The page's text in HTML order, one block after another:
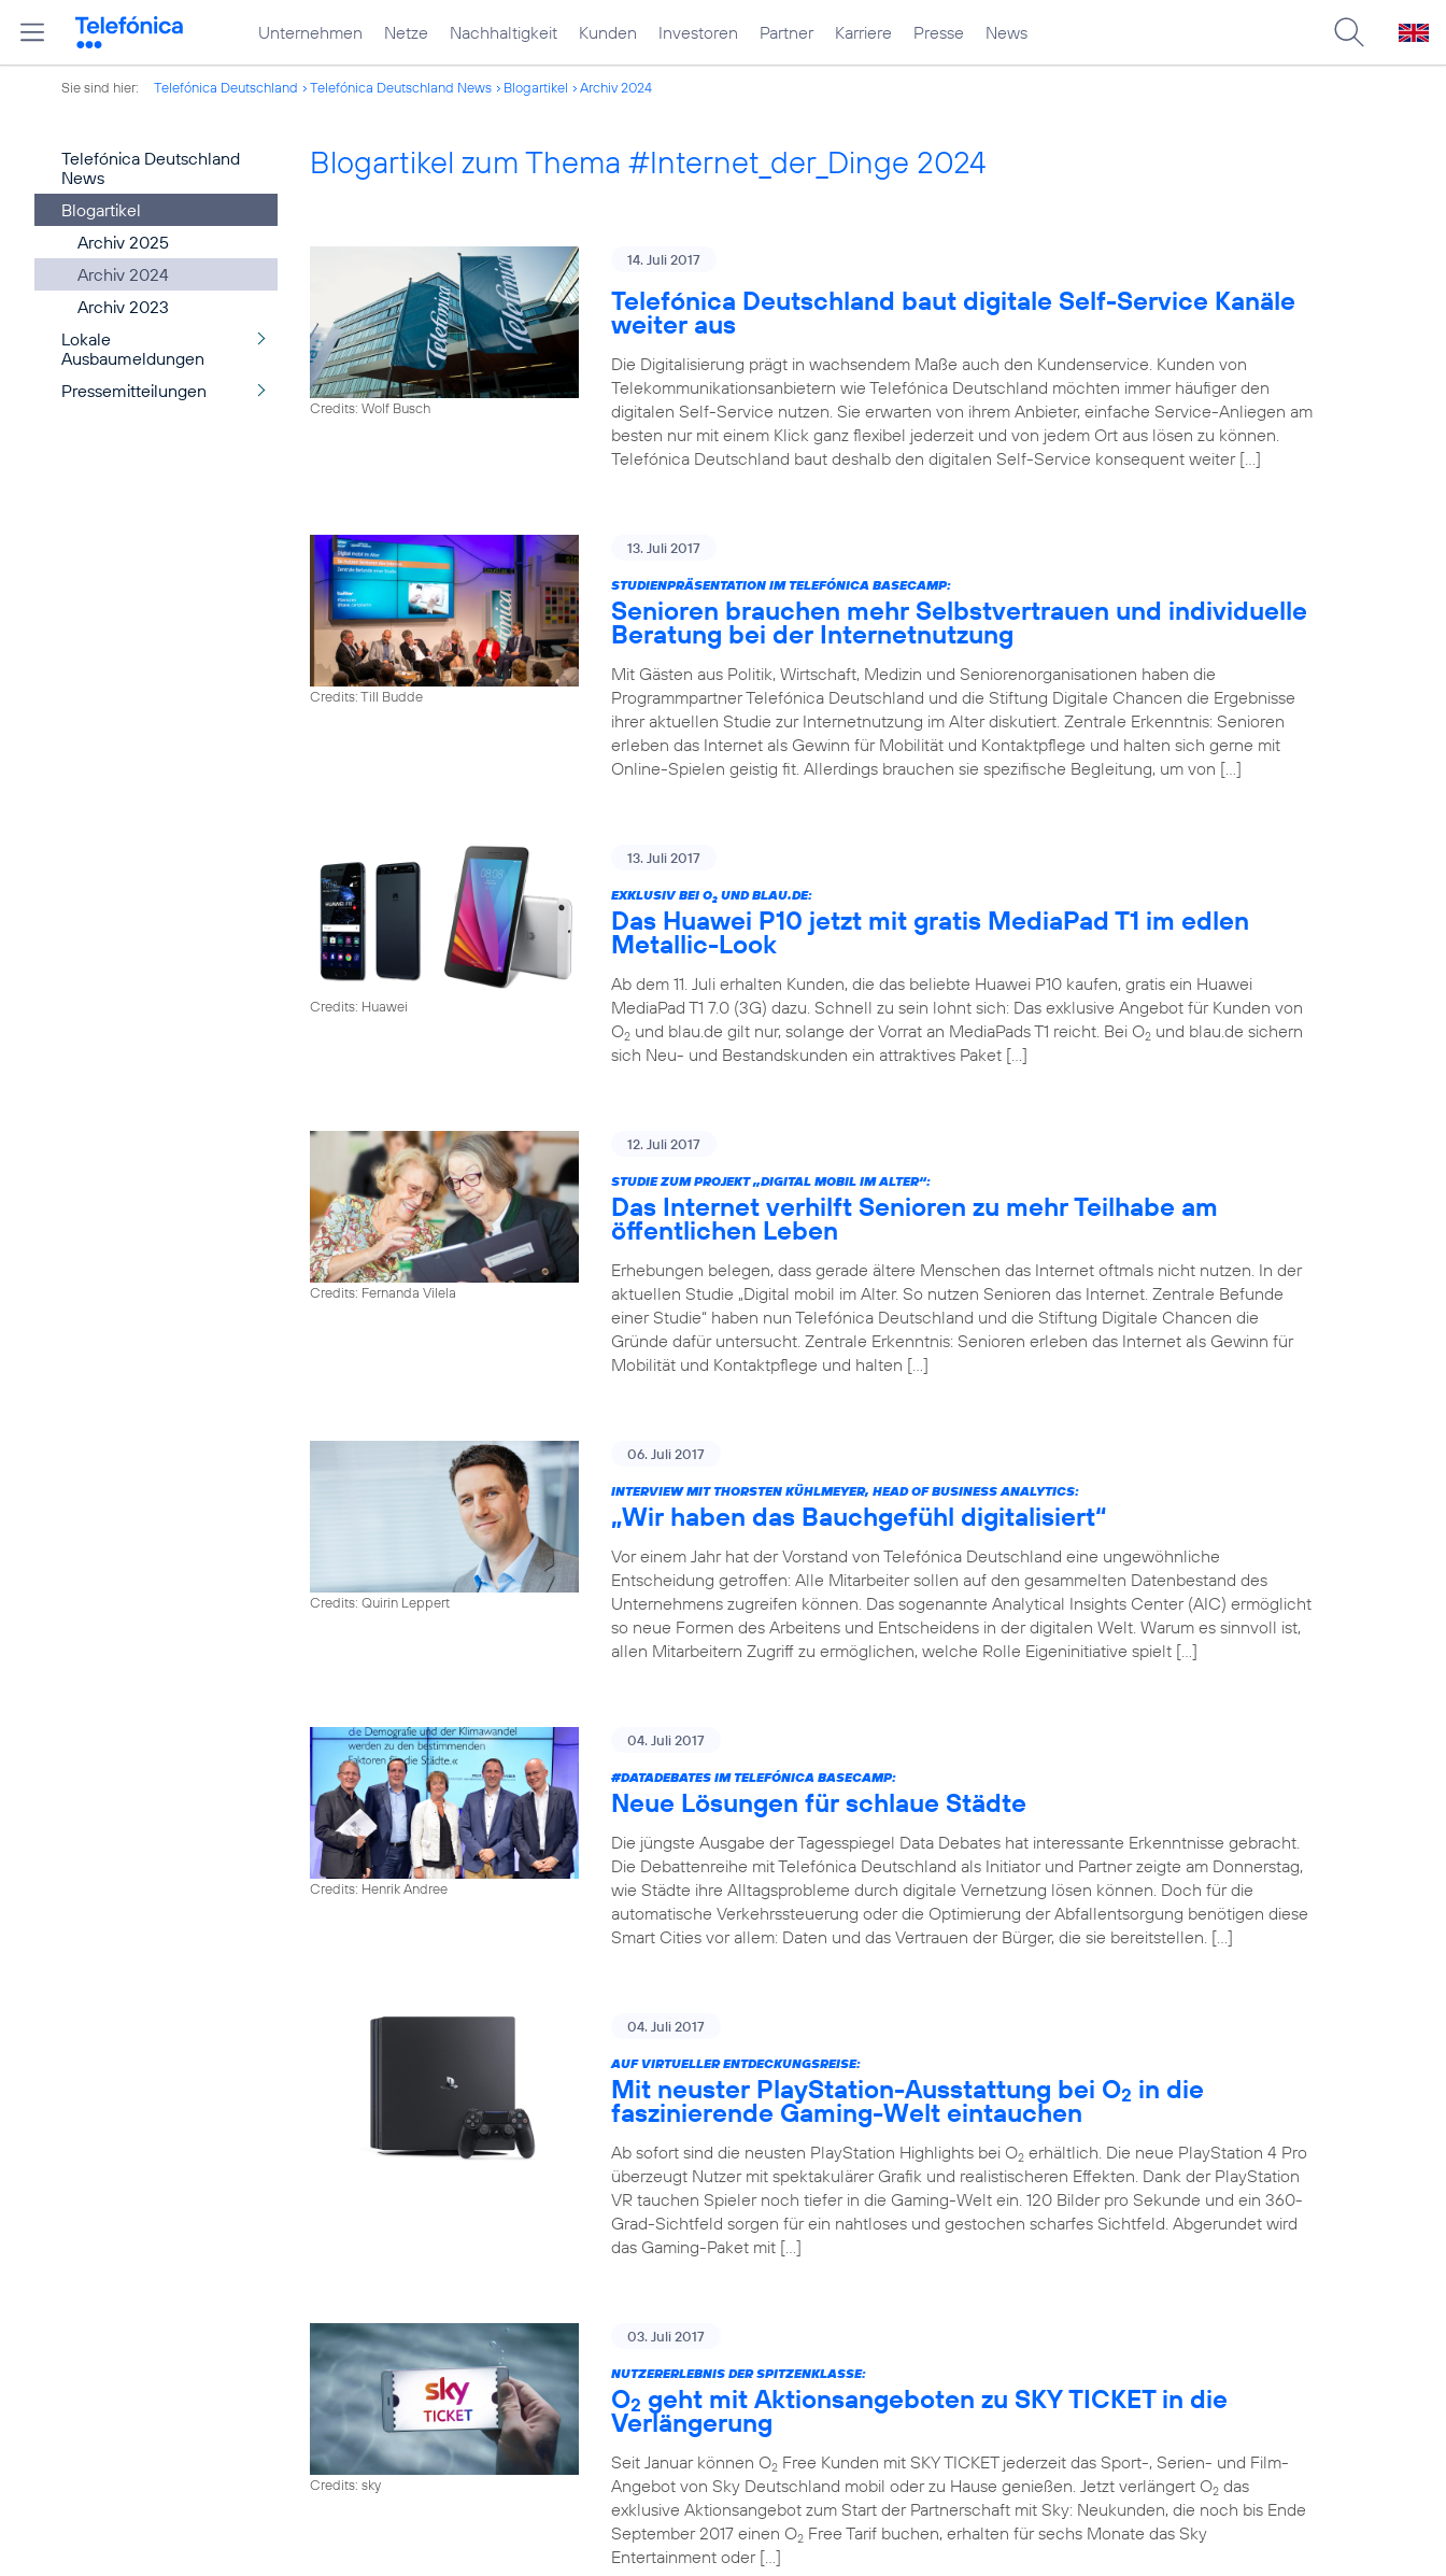
Unternehmen Netze Nachhaltigkeit Kunden Investoren Partner Karriere Presse News
Sie sind hier: Telefónica Deutschland Telefónica Deutschland News Blogartikel Archiv 2024
Telefónica Deutschland
News
Blogartikel
Archiv 2025
Archiv 2024
Archiv 2023
Lokale
Ausbaumeldungen
Pressemitteilungen
Blogartikel zum Thema #Internet_der_Dinge 2024
Credits: Wolf Busch
14. Juli 2017
Telefónica Deutschland baut digitale Self-Service Kanäle
weiter aus
Die Digitalisierung prägt in wachsendem Maße auch den Kundenservice. Kunden von
Telekommunikationsanbietern wie Telefónica Deutschland möchten immer häufiger den
digitalen Self-Service nutzen. Sie erwarten von ihrem Anbieter, einfache Service-Anliegen am
besten nur mit einem Klick ganz flexibel jederzeit und von jedem Ort aus lösen zu können.
Telefónica Deutschland baut deshalb den digitalen Self-Service konsequent weiter […]
Credits: Till Budde
13. Juli 2017
STUDIENPRÄSENTATION IM TELEFÓNICA BASECAMP:
Senioren brauchen mehr Selbstvertrauen und individuelle
Beratung bei der Internetnutzung
Mit Gästen aus Politik, Wirtschaft, Medizin und Seniorenorganisationen haben die
Programmpartner Telefónica Deutschland und die Stiftung Digitale Chancen die Ergebnisse
ihrer aktuellen Studie zur Internetnutzung im Alter diskutiert. Zentrale Erkenntnis: Senioren
erleben das Internet als Gewinn für Mobilität und Kontaktpflege und halten sich gerne mit
Online-Spielen geistig fit. Allerdings brauchen sie spezifische Begleitung, um von […]
Credits: Huawei
13. Juli 2017
EXKLUSIV BEI O2 UND BLAU.DE:
Das Huawei P10 jetzt mit gratis MediaPad T1 im edlen
Metallic-Look
Ab dem 11. Juli erhalten Kunden, die das beliebte Huawei P10 kaufen, gratis ein Huawei
MediaPad T1 7.0 (3G) dazu. Schnell zu sein lohnt sich: Das exklusive Angebot für Kunden von
O2 und blau.de gilt nur, solange der Vorrat an MediaPads T1 reicht. Bei O2 und blau.de sichern
sich Neu- und Bestandskunden ein attraktives Paket […]
Credits: Fernanda Vilela
12. Juli 2017
STUDIE ZUM PROJEKT „DIGITAL MOBIL IM ALTER“:
Das Internet verhilft Senioren zu mehr Teilhabe am
öffentlichen Leben
Erhebungen belegen, dass gerade ältere Menschen das Internet oftmals nicht nutzen. In der
aktuellen Studie „Digital mobil im Alter. So nutzen Senioren das Internet. Zentrale Befunde
einer Studie“ haben nun Telefónica Deutschland und die Stiftung Digitale Chancen die
Gründe dafür untersucht. Zentrale Erkenntnis: Senioren erleben das Internet als Gewinn für
Mobilität und Kontaktpflege und halten […]
Credits: Quirin Leppert
06. Juli 2017
INTERVIEW MIT THORSTEN KÜHLMEYER, HEAD OF BUSINESS ANALYTICS:
„Wir haben das Bauchgefühl digitalisiert“
Vor einem Jahr hat der Vorstand von Telefónica Deutschland eine ungewöhnliche
Entscheidung getroffen: Alle Mitarbeiter sollen auf den gesammelten Datenbestand des
Unternehmens zugreifen können. Das sogenannte Analytical Insights Center (AIC) ermöglicht
so neue Formen des Arbeitens und Entscheidens in der digitalen Welt. Warum es sinnvoll ist,
allen Mitarbeitern Zugriff zu ermöglichen, welche Rolle Eigeninitiative spielt […]
Credits: Henrik Andree
04. Juli 2017
#DATADEBATES IM TELEFÓNICA BASECAMP:
Neue Lösungen für schlaue Städte
Die jüngste Ausgabe der Tagesspiegel Data Debates hat interessante Erkenntnisse gebracht.
Die Debattenreihe mit Telefónica Deutschland als Initiator und Partner zeigte am Donnerstag,
wie Städte ihre Alltagsprobleme durch digitale Vernetzung lösen können. Doch für die
automatische Verkehrssteuerung oder die Optimierung der Abfallentsorgung benötigen diese
Smart Cities vor allem: Daten und das Vertrauen der Bürger, die sie bereitstellen. […]
04. Juli 2017
AUF VIRTUELLER ENTDECKUNGSREISE:
Mit neuster PlayStation-Ausstattung bei O2 in die
faszinierende Gaming-Welt eintauchen
Ab sofort sind die neusten PlayStation Highlights bei O2 erhältlich. Die neue PlayStation 4 Pro
überzeugt Nutzer mit spektakulärer Grafik und realistischeren Effekten. Dank der PlayStation
VR tauchen Spieler noch tiefer in die Gaming-Welt ein. 120 Bilder pro Sekunde und ein 360-
Grad-Sichtfeld sorgen für ein nahtloses und gestochen scharfes Sichtfeld. Abgerundet wird
das Gaming-Paket mit […]
Credits: sky
03. Juli 2017
NUTZERERLEBNIS DER SPITZENKLASSE:
O2 geht mit Aktionsangeboten zu SKY TICKET in die
Verlängerung
Seit Januar können O2 Free Kunden mit SKY TICKET jederzeit das Sport-, Serien- und Film-
Angebot von Sky Deutschland mobil oder zu Hause genießen. Jetzt verlängert O2 das
exklusive Aktionsangebot zum Start der Partnerschaft mit Sky: Neukunden, die noch bis Ende
September 2017 einen O2 Free Tarif buchen, erhalten für sechs Monate das Sky
Entertainment oder […]